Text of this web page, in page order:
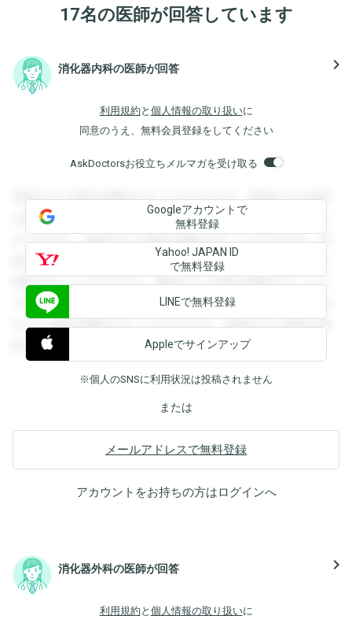
17名の医師が回答しています
消化器内科の医師が回答 navigate_next
利用規約 と 個人情報の取り扱いに
同意のうえ、無料会員登録をしてください
AskDoctorsお役立ちメルマガを受け取る
登録すると回答を閲覧することができます。登録すると回答
を閲覧することができます。登録すると回答を閲覧すること
ができます。登録すると回答を閲覧することができます。登
録すると回答を閲覧することができます。登録すると回答を
閲覧することができます。登録すると回答を閲覧することが
できます。登録すると回答を閲覧することができます。登録
すると回答を閲覧することができます。登録すると回答を閲
覧することができます。
Googleアカウントで
無料登録
Yahoo! JAPAN ID
で無料登録
LINEで無料登録
Appleでサインアップ
※個人のSNSに利用状況は投稿されません
または
メールアドレスで無料登録
アカウントをお持ちの方はログインへ
消化器外科の医師が回答 navigate_next
利用規約 と 個人情報の取り扱いに